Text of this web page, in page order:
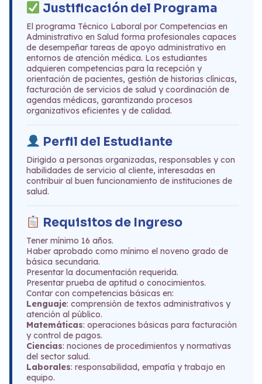
Justificación del Programa
El programa Técnico Laboral por Competencias en
Administrativo en Salud forma profesionales capaces
de desempeñar tareas de apoyo administrativo en
entornos de atención médica. Los estudiantes
adquieren competencias para la recepción y
orientación de pacientes, gestión de historias clínicas,
facturación de servicios de salud y coordinación de
agendas médicas, garantizando procesos
organizativos eficientes y de calidad.
Perfil del Estudiante
Dirigido a personas organizadas, responsables y con
habilidades de servicio al cliente, interesadas en
contribuir al buen funcionamiento de instituciones de
salud.
Requisitos de Ingreso
Tener mínimo 16 años.
Haber aprobado como mínimo el noveno grado de
básica secundaria.
Presentar la documentación requerida.
Presentar prueba de aptitud o conocimientos.
Contar con competencias básicas en:
Lenguaje: comprensión de textos administrativos y
atención al público.
Matemáticas: operaciones básicas para facturación
y control de pagos.
Ciencias: nociones de procedimientos y normativas
del sector salud.
Laborales: responsabilidad, empatía y trabajo en
equipo.